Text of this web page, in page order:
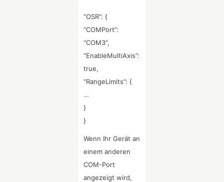
“OSR”: {
“COMPort”:
“COM3”,
“EnableMultiAxis”:
true,
“RangeLimits”: {
…
}
}
Wenn Ihr Gerät an
einem anderen
COM-Port
angezeigt wird,